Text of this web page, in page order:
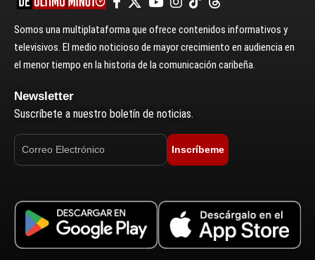
Somos una multiplataforma que ofrece contenidos informativos y
televisivos. El medio noticioso de mayor crecimiento en audiencia en
el menor tiempo en la historia de la comunicación caribeña.
Newsletter
Suscríbete a nuestro boletín de noticias.
Inscríbeme